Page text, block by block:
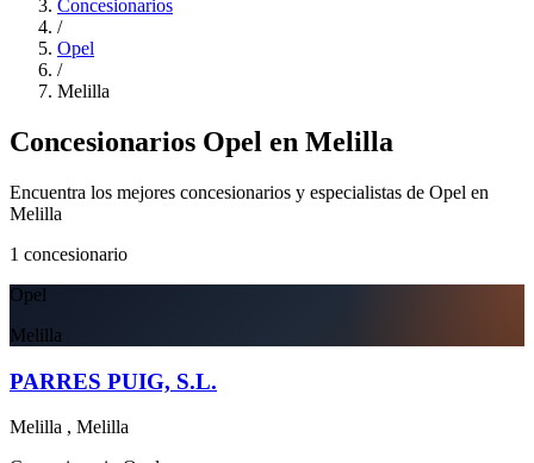
Concesionarios
/
Opel
/
Melilla
Concesionarios Opel en Melilla
Encuentra los mejores concesionarios y especialistas de Opel en
Melilla
1 concesionario
Opel
Melilla
PARRES PUIG, S.L.
Melilla , Melilla